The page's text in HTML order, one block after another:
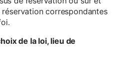
correspondantes
de la loi, lieu de